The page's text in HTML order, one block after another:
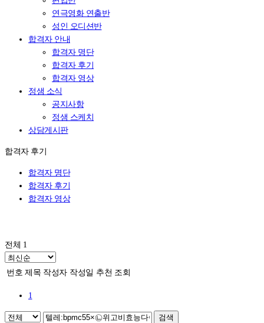
연극영화 연출반
성인 오디션반
합격자 안내
합격자 명단
합격자 후기
합격자 영상
정샘 소식
공지사항
정샘 스케치
상담게시판
합격자 후기
합격자 명단
합격자 후기
합격자 영상
전체 1
번호 제목 작성자 작성일 추천 조회
1
검색